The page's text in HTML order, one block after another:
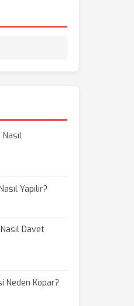
Yapılır?
Davet
Neden Kopar?